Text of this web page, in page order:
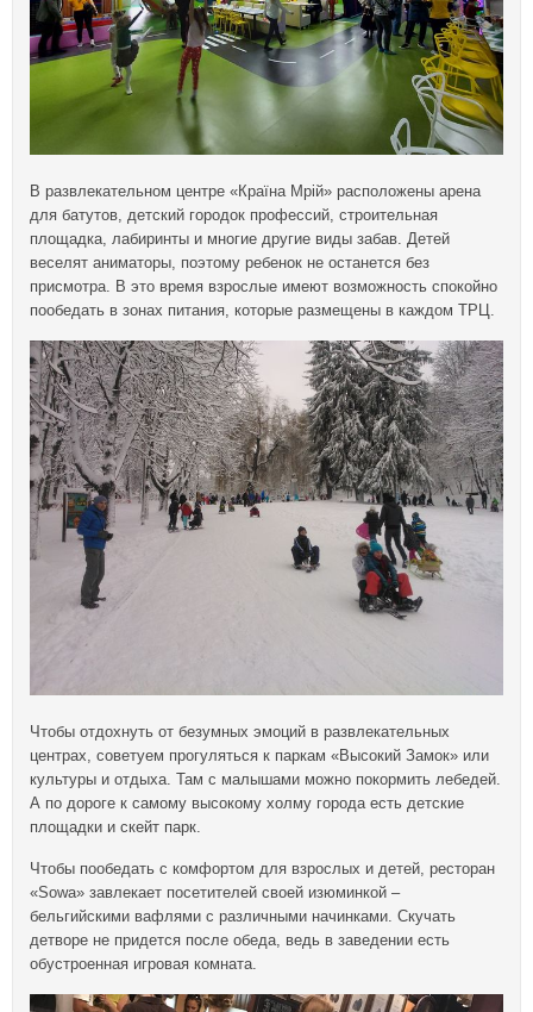
В развлекательном центре «Країна Мрій» расположены арена
для батутов, детский городок профессий, строительная
площадка, лабиринты и многие другие виды забав. Детей
веселят аниматоры, поэтому ребенок не останется без
присмотра. В это время взрослые имеют возможность спокойно
пообедать в зонах питания, которые размещены в каждом ТРЦ.
Чтобы отдохнуть от безумных эмоций в развлекательных
центрах, советуем прогуляться к паркам «Высокий Замок» или
культуры и отдыха. Там с малышами можно покормить лебедей.
А по дороге к самому высокому холму города есть детские
площадки и скейт парк.
Чтобы пообедать с комфортом для взрослых и детей, ресторан
«Sowa» завлекает посетителей своей изюминкой –
бельгийскими вафлями с различными начинками. Скучать
детворе не придется после обеда, ведь в заведении есть
обустроенная игровая комната.